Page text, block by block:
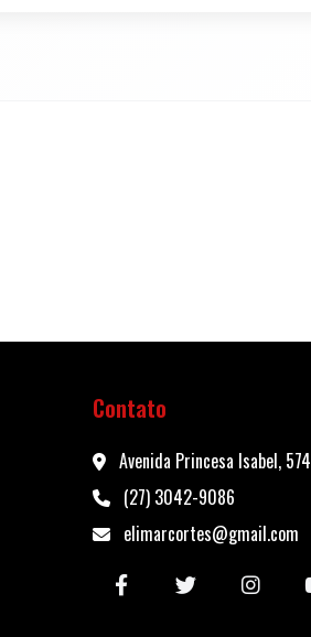
Contato
Avenida Princesa Isabel, 574
(27) 3042-9086
elimarcortes@gmail.com